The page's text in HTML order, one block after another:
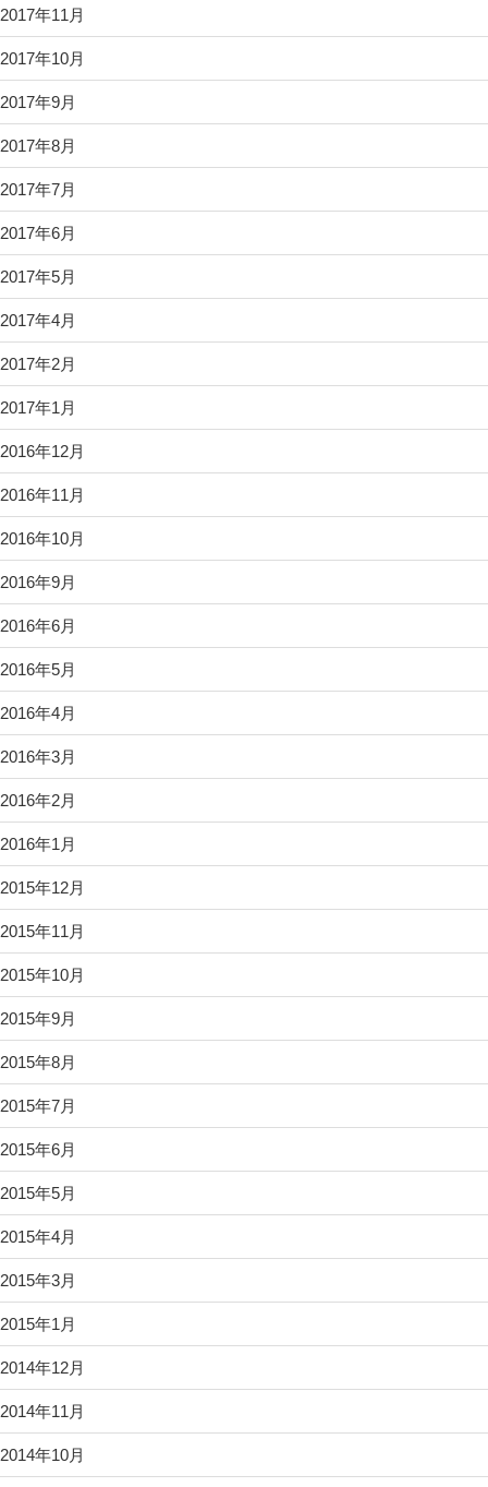
2017年11月
2017年10月
2017年9月
2017年8月
2017年7月
2017年6月
2017年5月
2017年4月
2017年2月
2017年1月
2016年12月
2016年11月
2016年10月
2016年9月
2016年6月
2016年5月
2016年4月
2016年3月
2016年2月
2016年1月
2015年12月
2015年11月
2015年10月
2015年9月
2015年8月
2015年7月
2015年6月
2015年5月
2015年4月
2015年3月
2015年1月
2014年12月
2014年11月
2014年10月